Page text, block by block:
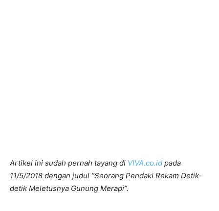
Artikel ini sudah pernah tayang di VIVA.co.id pada
11/5/2018 dengan judul “Seorang Pendaki Rekam Detik-
detik Meletusnya Gunung Merapi”.